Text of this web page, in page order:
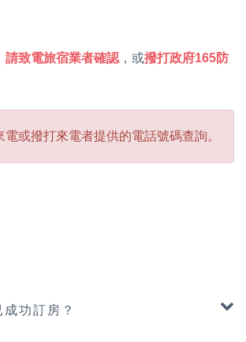
請致電旅宿業者確認 ，或撥打政府165防
或撥打來電者提供的電話號碼查詢。
功訂房？